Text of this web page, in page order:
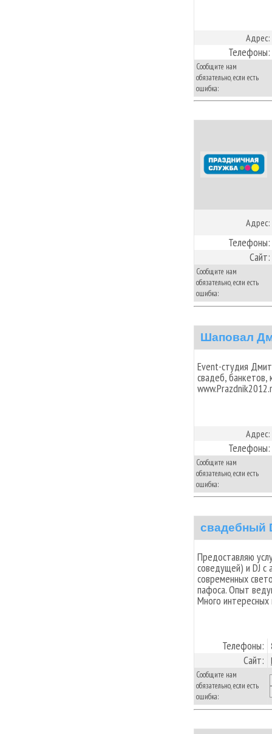
Адрес:
Телефоны:
Сообщите нам
обязательно, если есть
ошибка:
Адрес:
Телефоны:
Сайт:
Сообщите нам
обязательно, если есть
ошибка:
Шаповал
Event-студия
свадеб, банкетов,
Адрес:
Телефоны:
Сообщите нам
обязательно, если есть
ошибка:
свадебный
Предоставляю
соведущей) и DJ с
современных
пафоса. Опыт
Много интересных
Телефоны:
Сайт:
Сообщите нам
обязательно, если есть
ошибка: